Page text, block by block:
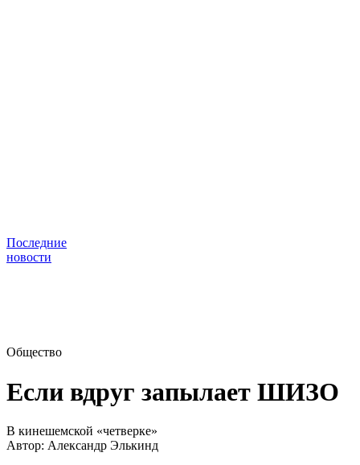
Последние
новости
Общество
Если вдруг запылает ШИЗО
В кинешемской «четверке»
Автор: Александр Элькинд